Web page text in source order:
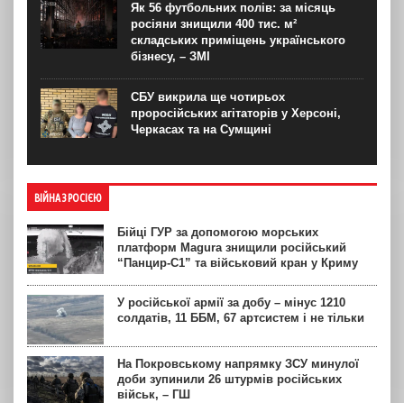
Як 56 футбольних полів: за місяць
росіяни знищили 400 тис. м²
складських приміщень українського
бізнесу, – ЗМІ
СБУ викрила ще чотирьох
проросійських агітаторів у Херсоні,
Черкасах та на Сумщині
ВІЙНА З РОСІЄЮ
Бійці ГУР за допомогою морських
платформ Magura знищили російський
“Панцир-С1” та військовий кран у Криму
У російської армії за добу – мінус 1210
солдатів, 11 ББМ, 67 артсистем і не тільки
На Покровському напрямку ЗСУ минулої
доби зупинили 26 штурмів російських
військ, – ГШ